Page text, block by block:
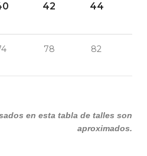
42 44
78 82
en esta tabla de talles son
aproximados.